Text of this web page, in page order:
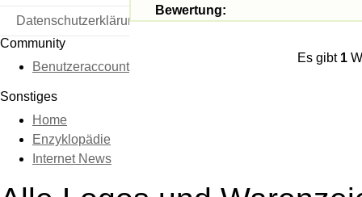
Datenschutzerklärung
Community
Benutzeraccount
Sonstiges
Home
Enzyklopädie
Internet News
Bewertung:
Es gibt 1